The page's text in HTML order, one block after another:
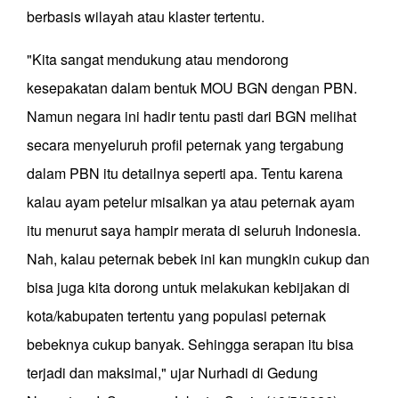
berbasis wilayah atau klaster tertentu.
"Kita sangat mendukung atau mendorong
kesepakatan dalam bentuk MOU BGN dengan PBN.
Namun negara ini hadir tentu pasti dari BGN melihat
secara menyeluruh profil peternak yang tergabung
dalam PBN itu detailnya seperti apa. Tentu karena
kalau ayam petelur misalkan ya atau peternak ayam
itu menurut saya hampir merata di seluruh Indonesia.
Nah, kalau peternak bebek ini kan mungkin cukup dan
bisa juga kita dorong untuk melakukan kebijakan di
kota/kabupaten tertentu yang populasi peternak
bebeknya cukup banyak. Sehingga serapan itu bisa
terjadi dan maksimal," ujar Nurhadi di Gedung